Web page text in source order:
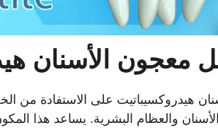
معجون الأسنان
هيدروكسيباتيت على الاستفادة من
والعظام البشرية. يساعد هذا